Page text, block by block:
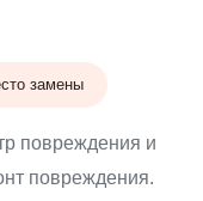
замены
повреждения и
повреждения.